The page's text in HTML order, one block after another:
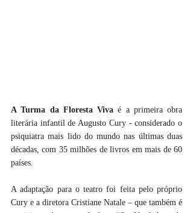
A Turma da Floresta Viva é a primeira obra
literária infantil de Augusto Cury - considerado o
psiquiatra mais lido do mundo nas últimas duas
décadas, com 35 milhões de livros em mais de 60
países.
A adaptação para o teatro foi feita pelo próprio
Cury e a diretora Cristiane Natale – que também é